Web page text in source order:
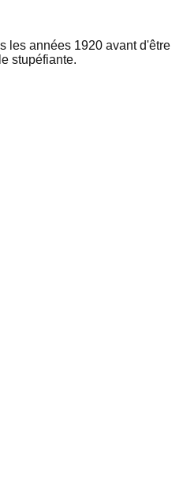
les années 1920 avant d'être
stupéfiante.